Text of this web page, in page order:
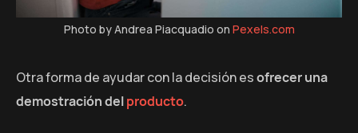
Photo by Andrea Piacquadio on Pexels.com
Otra forma de ayudar con la decisión esofrecer una
demostración delproducto.